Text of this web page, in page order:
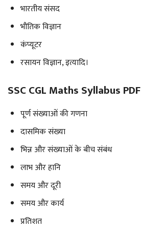
भारतीय संसद
भौतिक विज्ञान
कंप्यूटर
रसायन विज्ञान, इत्यादि।
SSC CGL Maths Syllabus PDF
पूर्ण संख्याओं की गणना
दासमिक संख्या
भिन्न और संख्याओं के बीच संबंध
लाभ और हानि
समय और दूरी
समय और कार्य
प्रतिशत